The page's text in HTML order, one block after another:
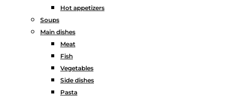
Hot appetizers
Soups
Main dishes
Meat
Fish
Vegetables
Side dishes
Pasta